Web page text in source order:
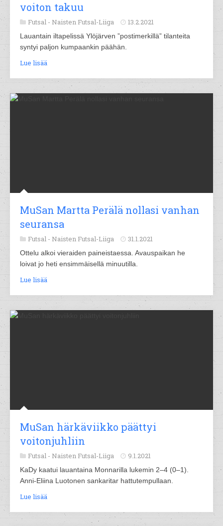
voiton takuu
Futsal - Naisten Futsal-Liiga 13.2.2021
Lauantain iltapelissä Ylöjärven ”postimerkillä” tilanteita
syntyi paljon kumpaankin päähän.
Lue lisää
MuSan Martta Perälä nollasi vanhan
seuransa
Futsal - Naisten Futsal-Liiga 31.1.2021
Ottelu alkoi vieraiden paineistaessa. Avauspaikan he
loivat jo heti ensimmäisellä minuutilla.
Lue lisää
MuSan härkäviikko päättyi
voitonjuhliin
Futsal - Naisten Futsal-Liiga 9.1.2021
KaDy kaatui lauantaina Monnarilla lukemin 2–4 (0–1).
Anni-Eliina Luotonen sankaritar hattutempullaan.
Lue lisää